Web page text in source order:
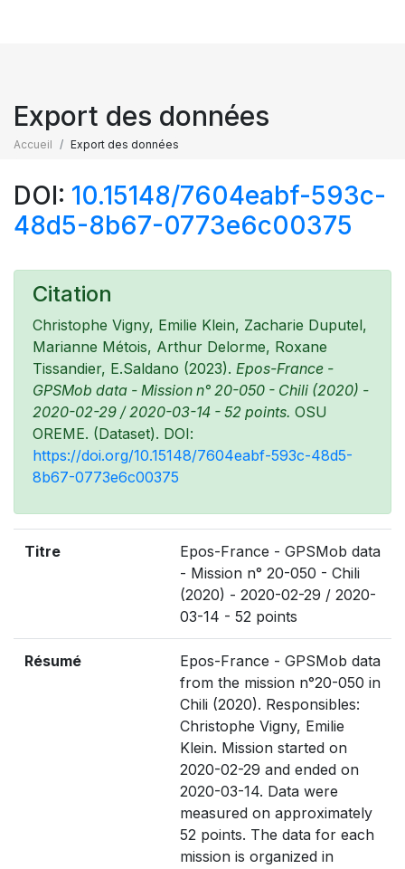
Export des données
Accueil Export des données
DOI: 10.15148/7604eabf-593c-
48d5-8b67-0773e6c00375
Citation
Christophe Vigny, Emilie Klein, Zacharie Duputel,
Marianne Métois, Arthur Delorme, Roxane
Tissandier, E.Saldano (2023). Epos-France -
GPSMob data - Mission n° 20-050 - Chili (2020) -
2020-02-29 / 2020-03-14 - 52 points. OSU
OREME. (Dataset). DOI:
https://doi.org/10.15148/7604eabf-593c-48d5-
8b67-0773e6c00375
Titre
Epos-France - GPSMob data
- Mission n° 20-050 - Chili
(2020) - 2020-02-29 / 2020-
03-14 - 52 points
Résumé
Epos-France - GPSMob data
from the mission n°20-050 in
Chili (2020). Responsibles:
Christophe Vigny, Emilie
Klein. Mission started on
2020-02-29 and ended on
2020-03-14. Data were
measured on approximately
52 points. The data for each
mission is organized in